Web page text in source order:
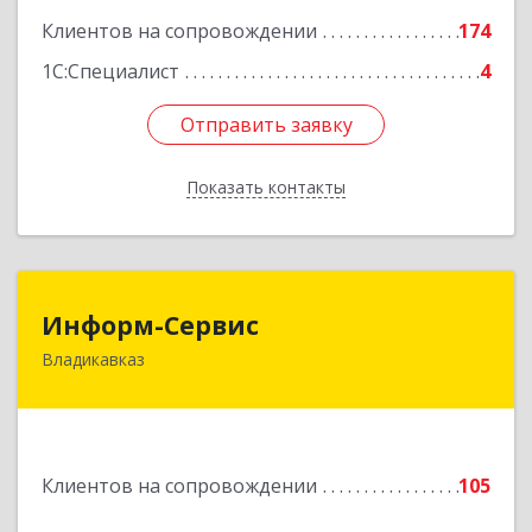
Клиентов на сопровождении
174
1С:Специалист
4
Отправить заявку
Показать контакты
Подробнее
Отправить заявку
Назад
Информ-Сервис
Владикавказ
Клиентов на сопровождении 105
362020, Северная Осетия - Алания Респ,